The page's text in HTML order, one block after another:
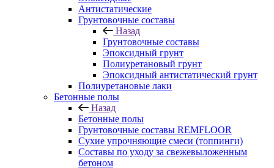
Антистатические
Грунтовочные составы
Назад
Грунтовочные составы
Эпоксидный грунт
Полиуретановый грунт
Эпоксидный антистатический грунт
Полиуретановые лаки
Бетонные полы
Назад
Бетонные полы
Грунтовочные составы REMFLOOR
Сухие упрочняющие смеси (топпинги)
Составы по уходу за свежевыложенным
бетоном